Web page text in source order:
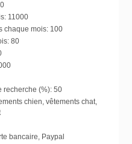
11000
chaque mois: 100
80
recherche (%): 50
chien, vêtements chat,
bancaire, Paypal